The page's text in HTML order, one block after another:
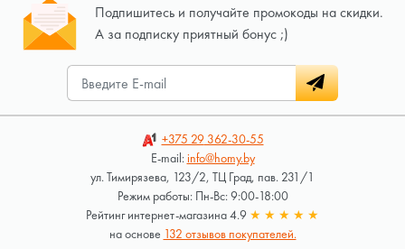
Подпишитесь и получайте промокоды на скидки.
А за подписку приятный бонус ;)
+375 29362-30-55
E-mail:info@homy.by
ул. Тимирязева, 123/2, ТЦ Град, пав. 231/1
Режим работы: Пн-Вс: 9:00-18:00
Рейтинг интернет-магазина 4.9 ★ ★ ★ ★ ★
на основе 132 отзывов покупателей.